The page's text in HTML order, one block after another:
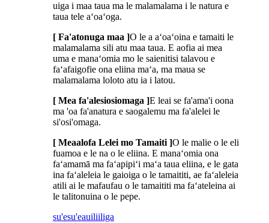
uiga i maa taua ma le malamalama i le natura e
taua tele aʻoaʻoga.
[ Fa'atonuga maa ]O le a aʻoaʻoina e tamaiti le
malamalama sili atu maa taua. E aofia ai mea
uma e manaʻomia mo le saienitisi talavou e
faʻafaigofie ona eliina maʻa, ma maua se
malamalama loloto atu ia i latou.
[ Mea fa'alesiosiomaga ]E leai se fa'ama'i oona
ma 'oa fa'anatura e saogalemu ma fa'alelei le
si'osi'omaga.
[ Meaalofa Lelei mo Tamaiti ]O le malie o le eli
fuamoa e le na o le eliina. E manaʻomia ona
faʻamamā ma faʻapipiʻi maʻa taua eliina, e le gata
ina faʻaleleia le gaioiga o le tamaititi, ae faʻaleleia
atili ai le mafaufau o le tamaititi ma faʻateleina ai
le talitonuina o le pepe.
su'esu'eauiliiliga